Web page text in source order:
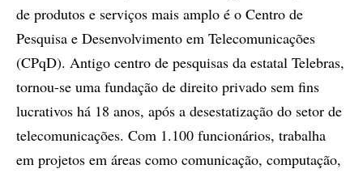
de produtos e serviços mais amplo é o Centro de
Pesquisa e Desenvolvimento em Telecomunicações
(CPqD). Antigo centro de pesquisas da estatal Telebras,
tornou-se uma fundação de direito privado sem fins
lucrativos há 18 anos, após a desestatização do setor de
telecomunicações. Com 1.100 funcionários, trabalha
em projetos em áreas como comunicação, computação,